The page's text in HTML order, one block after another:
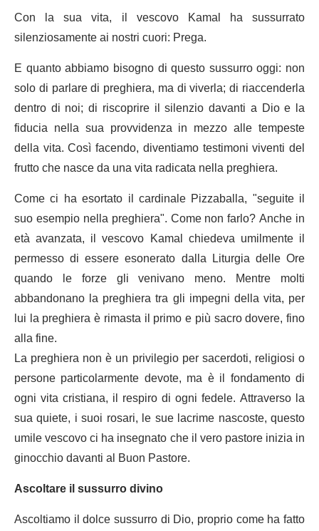
Con la sua vita, il vescovo Kamal ha sussurrato
silenziosamente ai nostri cuori: Prega.
E quanto abbiamo bisogno di questo sussurro oggi: non
solo di parlare di preghiera, ma di viverla; di riaccenderla
dentro di noi; di riscoprire il silenzio davanti a Dio e la
fiducia nella sua provvidenza in mezzo alle tempeste
della vita. Così facendo, diventiamo testimoni viventi del
frutto che nasce da una vita radicata nella preghiera.
Come ci ha esortato il cardinale Pizzaballa, "seguite il
suo esempio nella preghiera". Come non farlo? Anche in
età avanzata, il vescovo Kamal chiedeva umilmente il
permesso di essere esonerato dalla Liturgia delle Ore
quando le forze gli venivano meno. Mentre molti
abbandonano la preghiera tra gli impegni della vita, per
lui la preghiera è rimasta il primo e più sacro dovere, fino
alla fine.
La preghiera non è un privilegio per sacerdoti, religiosi o
persone particolarmente devote, ma è il fondamento di
ogni vita cristiana, il respiro di ogni fedele. Attraverso la
sua quiete, i suoi rosari, le sue lacrime nascoste, questo
umile vescovo ci ha insegnato che il vero pastore inizia in
ginocchio davanti al Buon Pastore.
Ascoltare il sussurro divino
Ascoltiamo il dolce sussurro di Dio, proprio come ha fatto